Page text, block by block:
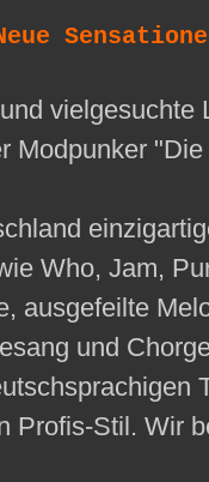
vielgesuchte
Modpunker
Who, Jam,
ausgefeilte
und
Profis-Stil. Wir